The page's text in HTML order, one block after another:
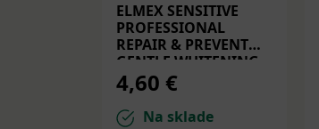
ELMEX SENSITIVE
PROFESSIONAL
REPAIR & PREVENT
GENTLE WHITENING,
zubná pasta 75 ml
4,60 €
Na sklade